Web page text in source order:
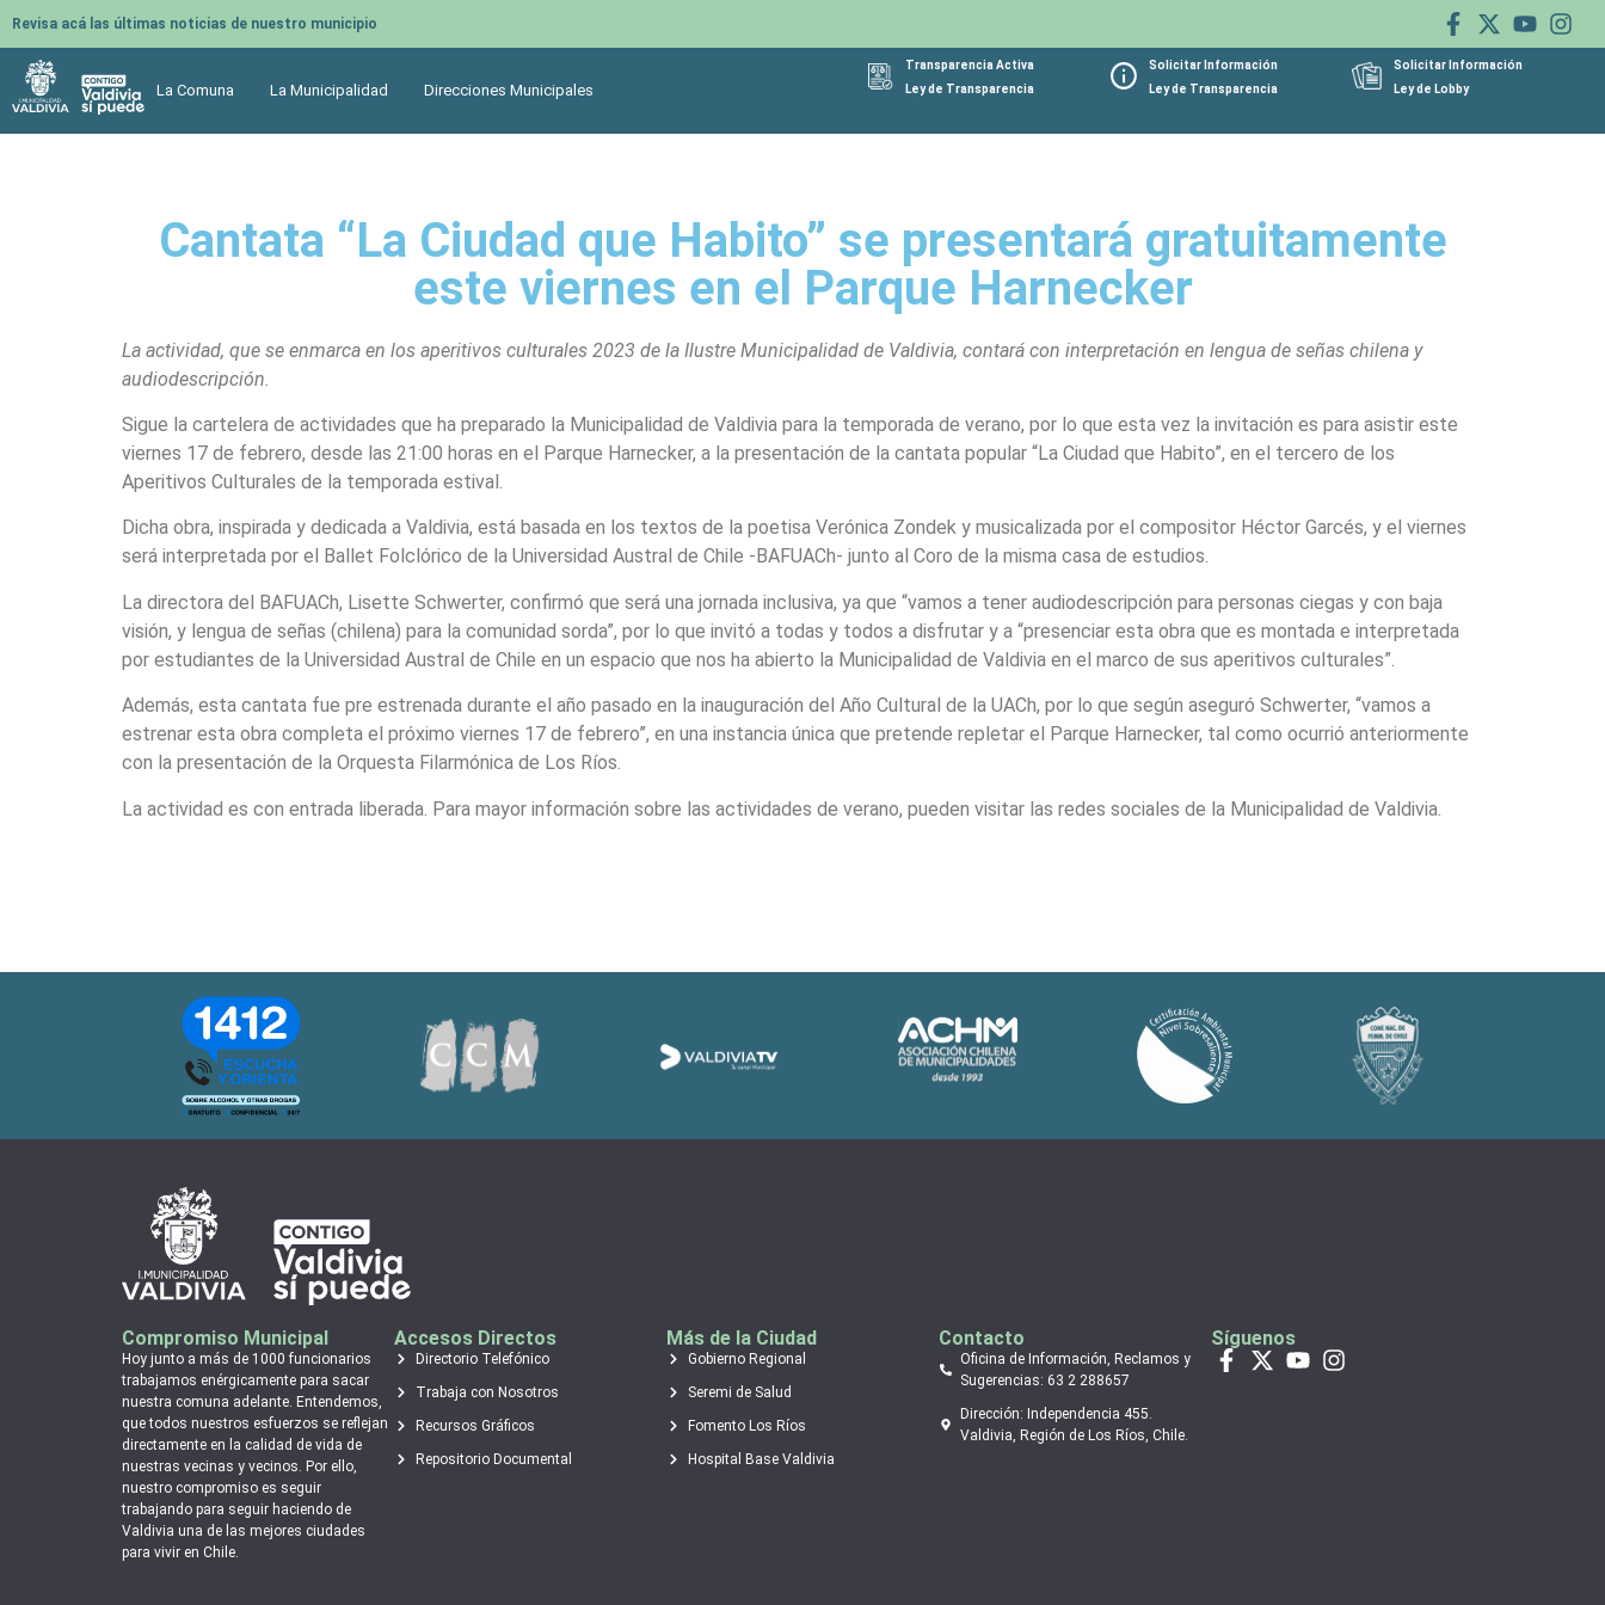
Revisa acá las últimas noticias de nuestro municipio
La Comuna La Municipalidad Direcciones Municipales
Transparencia Activa
Ley de Transparencia
Solicitar Información
Ley de Transparencia
Solicitar Información
Ley de Lobby
Cantata “La Ciudad que Habito” se presentará gratuitamente
este viernes en el Parque Harnecker
La actividad, que se enmarca en los aperitivos culturales 2023 de la Ilustre Municipalidad de Valdivia, contará con interpretación en lengua de señas chilena y
audiodescripción.
Sigue la cartelera de actividades que ha preparado la Municipalidad de Valdivia para la temporada de verano, por lo que esta vez la invitación es para asistir este
viernes 17 de febrero, desde las 21:00 horas en el Parque Harnecker, a la presentación de la cantata popular “La Ciudad que Habito”, en el tercero de los
Aperitivos Culturales de la temporada estival.
Dicha obra, inspirada y dedicada a Valdivia, está basada en los textos de la poetisa Verónica Zondek y musicalizada por el compositor Héctor Garcés, y el viernes
será interpretada por el Ballet Folclórico de la Universidad Austral de Chile -BAFUACh- junto al Coro de la misma casa de estudios.
La directora del BAFUACh, Lisette Schwerter, confirmó que será una jornada inclusiva, ya que “vamos a tener audiodescripción para personas ciegas y con baja
visión, y lengua de señas (chilena) para la comunidad sorda”, por lo que invitó a todas y todos a disfrutar y a “presenciar esta obra que es montada e interpretada
por estudiantes de la Universidad Austral de Chile en un espacio que nos ha abierto la Municipalidad de Valdivia en el marco de sus aperitivos culturales”.
Además, esta cantata fue pre estrenada durante el año pasado en la inauguración del Año Cultural de la UACh, por lo que según aseguró Schwerter, “vamos a
estrenar esta obra completa el próximo viernes 17 de febrero”, en una instancia única que pretende repletar el Parque Harnecker, tal como ocurrió anteriormente
con la presentación de la Orquesta Filarmónica de Los Ríos.
La actividad es con entrada liberada. Para mayor información sobre las actividades de verano, pueden visitar las redes sociales de la Municipalidad de Valdivia.
Compromiso Municipal
Hoy junto a más de 1000 funcionarios
trabajamos enérgicamente para sacar
nuestra comuna adelante. Entendemos,
que todos nuestros esfuerzos se reflejan
directamente en la calidad de vida de
nuestras vecinas y vecinos. Por ello,
nuestro compromiso es seguir
trabajando para seguir haciendo de
Valdivia una de las mejores ciudades
para vivir en Chile.
Accesos Directos
Directorio Telefónico
Trabaja con Nosotros
Recursos Gráficos
Repositorio Documental
Más de la Ciudad
Gobierno Regional
Seremi de Salud
Fomento Los Ríos
Hospital Base Valdivia
Contacto
Oficina de Información, Reclamos y
Sugerencias: 63 2 288657
Dirección: Independencia 455.
Valdivia, Región de Los Ríos, Chile.
Síguenos